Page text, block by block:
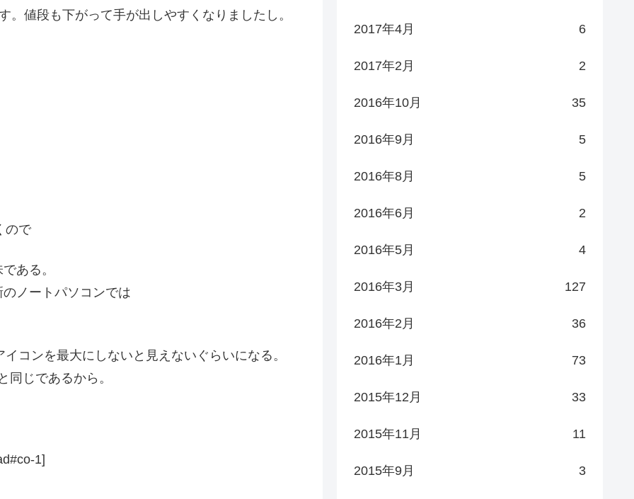
値段も下がって手が出しやすくなりましたし。
ので
ある。
ノートパソコンでは
コンを最大にしないと見えないぐらいになる。
同じであるから。
1]
2017年4月 6
2017年2月 2
2016年10月 35
2016年9月 5
2016年8月 5
2016年6月 2
2016年5月 4
2016年3月 127
2016年2月 36
2016年1月 73
2015年12月 33
2015年11月 11
2015年9月 3